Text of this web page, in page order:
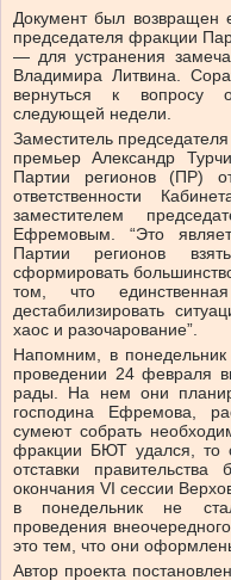
Документ был возвращен
председателя фракции
— для устранения
Владимира Литвина.
вернуться к вопросу
следующей недели.
Заместитель
премьер Александр
Партии регионов (ПР)
ответственности
заместителем
Ефремовым. “Это
Партии регионов
сформировать
том, что
дестабилизировать
хаос и разочарование”.
Напомним, в
проведении 24 февраля
рады. На нем они
господина Ефремова,
сумеют собрать
фракции БЮТ удался, то
отставки
окончания VI сессии
в понедельник не
проведения
это тем, что они
Автор проекта